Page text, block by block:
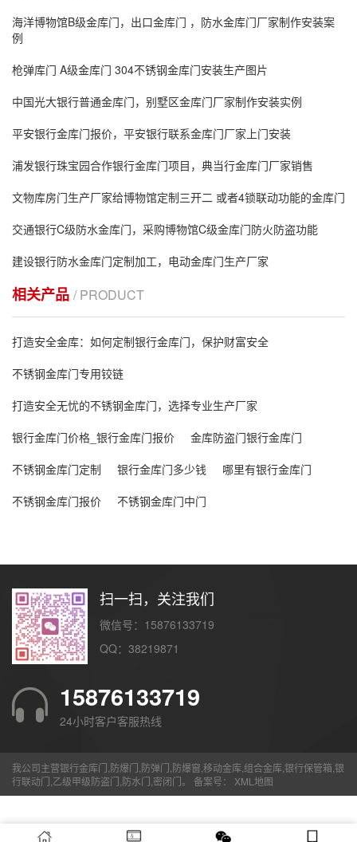
海洋博物馆B级金库门，出口金库门 ，防水金库门厂家制作安装案
例
枪弹库门 A级金库门 304不锈钢金库门安装生产图片
中国光大银行普通金库门，别墅区金库门厂家制作安装实例
平安银行金库门报价，平安银行联系金库门厂家上门安装
浦发银行珠宝园合作银行金库门项目，典当行金库门厂家销售
文物库房门生产厂家给博物馆定制三开二 或者4锁联动功能的金库门
交通银行C级防水金库门，采购博物馆C级金库门防火防盗功能
建设银行防水金库门定制加工，电动金库门生产厂家
相关产品 / PRODUCT
打造安全金库：如何定制银行金库门，保护财富安全
不锈钢金库门专用铰链
打造安全无忧的不锈钢金库门，选择专业生产厂家
银行金库门价格_银行金库门报价
金库防盗门银行金库门
不锈钢金库门定制
银行金库门多少钱
哪里有银行金库门
不锈钢金库门报价
不锈钢金库门中门
扫一扫，关注我们
微信号：15876133719
QQ：38219871
15876133719
24小时客户客服热线
我公司主营银行金库门,防爆门,防弹门,防爆窗,移动金库,组合金库,银行保管箱,银
行联动门,乙级甲级防盗门,防水门,密闭门。 备案号：
XML地图